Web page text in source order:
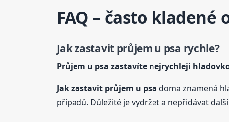
FAQ – často kladené
Jak zastavit průjem u psa rychle?
Průjem u psa zastavíte nejrychleji
Jak zastavit průjem u psa doma znamená
případů. Důležité je vydržet a nepřidávat